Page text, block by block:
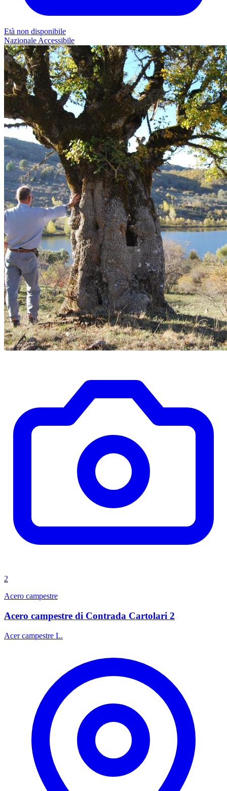
Età non disponibile
Nazionale Accessibile
2
Acero campestre
Acero campestre di Contrada Cartolari 2
Acer campestre L.